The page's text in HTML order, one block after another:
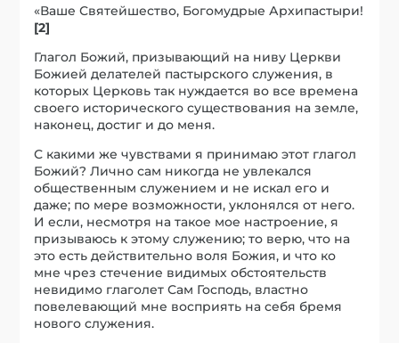
«Ваше Святейшество, Богомудрые Архипастыри!
[2]
Глагол Божий, призывающий на ниву Церкви
Божией делателей пастырского служения, в
которых Церковь так нуждается во все времена
своего исторического существования на земле,
наконец, достиг и до меня.
С какими же чувствами я принимаю этот глагол
Божий? Лично сам никогда не увлекался
общественным служением и не искал его и
даже; по мере возможности, уклонялся от него.
И если, несмотря на такое мое настроение, я
призываюсь к этому служению; то верю, что на
это есть действительно воля Божия, и что ко
мне чрез стечение видимых обстоятельств
невидимо глаголет Сам Господь, властно
повелевающий мне восприять на себя бремя
нового служения.